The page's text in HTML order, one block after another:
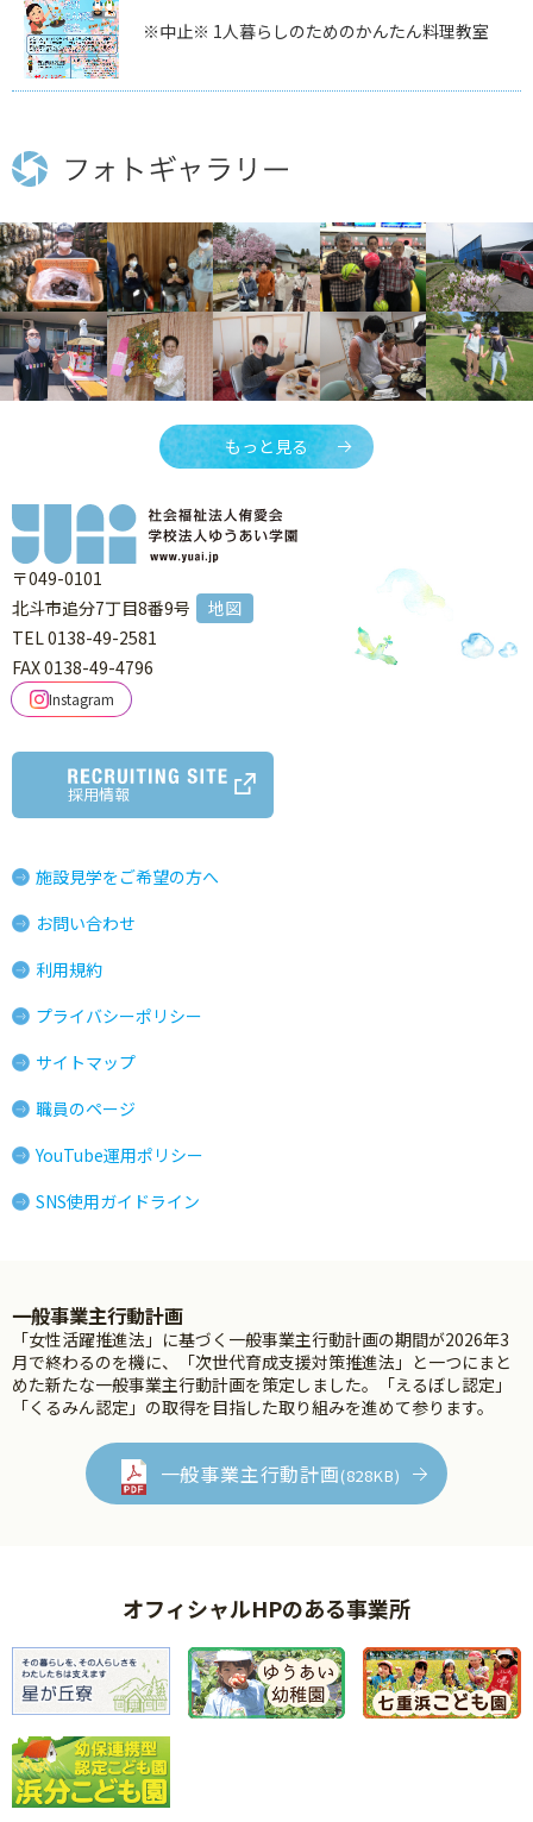
※中止※ 1人暮らしのためのかんたん料理教室
もっと見る
〒049-0101
北斗市追分7丁目8番9号
地図
TEL 0138-49-2581
FAX 0138-49-4796
Instagram
採用情報
施設見学をご希望の方へ
お問い合わせ
利用規約
プライバシーポリシー
サイトマップ
職員のページ
YouTube運用ポリシー
SNS使用ガイドライン
一般事業主行動計画
「女性活躍推進法」に基づく一般事業主行動計画の期間が2026年3
月で終わるのを機に、「次世代育成支援対策推進法」と一つにまと
めた新たな一般事業主行動計画を策定しました。「えるぼし認定」
「くるみん認定」の取得を目指した取り組みを進めて参ります。
一般事業主行動計画(828KB)
オフィシャルHPのある事業所